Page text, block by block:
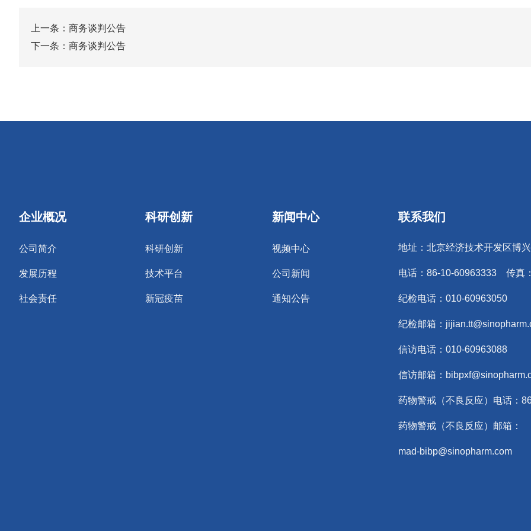
上一条： 商务谈判公告
下一条： 商务谈判公告
企业概况
公司简介
发展历程
社会责任
科研创新
科研创新
技术平台
新冠疫苗
新闻中心
视频中心
公司新闻
通知公告
联系我们
地址：北京经济技术开发区博
电话：86-10-60963333 传真
纪检电话：010-60963050
纪检邮箱：
信访电话：010-60963088
信访邮箱：
药物警戒（不良反应）电话：
药物警戒（不良反应）邮箱：
mad-bibp@sinopharm.com